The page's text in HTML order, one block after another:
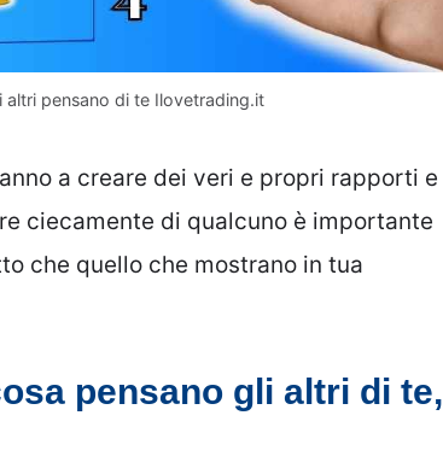
pensano di te Ilovetrading.it
a creare dei veri e propri rapporti e
ciecamente di qualcuno è importante
che quello che mostrano in tua
pensano gli altri di te,